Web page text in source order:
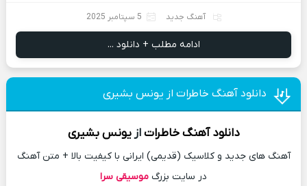
آهنگ جدید 5 سپتامبر 2025
ادامه مطلب + دانلود ...
دانلود آهنگ خاطرات از یونس بشیری
دانلود آهنگ خاطرات ازیونس بشیری
آهنگ های جدید و کلاسیک (قدیمی) ایرانی با کیفیت بالا + متن آهنگ
در سایت بزرگ موسیقی سرا